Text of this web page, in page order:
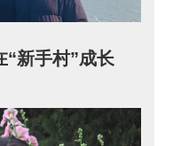
新手村”成长